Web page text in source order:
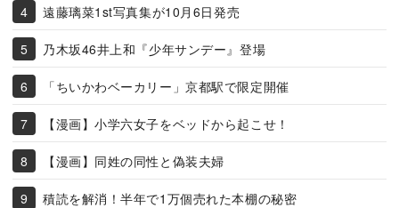
遠藤璃菜1st写真集が10月6日発売
乃木坂46井上和『少年サンデー』登場
「ちいかわベーカリー」京都駅で限定開催
【漫画】小学六女子をベッドから起こせ！
【漫画】同姓の同性と偽装夫婦
積読を解消！半年で1万個売れた本棚の秘密